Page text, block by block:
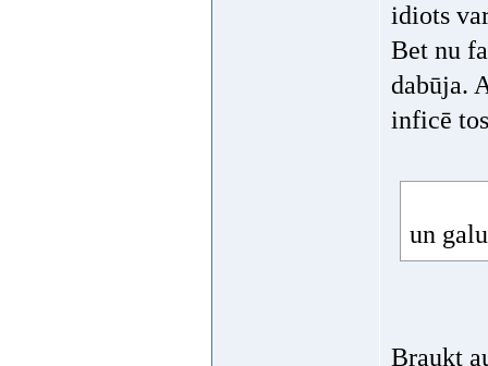
idiots
Bet nu
dabūja.
inficē
un
Braukt